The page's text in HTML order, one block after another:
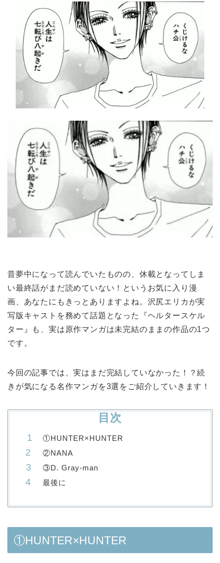
昔夢中になって読んでいたものの、休載となってしま
い最終話がまだ読めていない！というお気に入り漫
画、あなたにもきっとありますよね。沢尻エリカが実
写版キャストを務めて話題となった『ヘルタースケル
ター』も、実は原作マンガは未完結のままの作品の1つ
です。
今回の記事では、実はまだ完結していなかった！？続
きが気になる名作マンガを3選をご紹介していきます！
目次
①HUNTER×HUNTER
②NANA
③D. Gray-man
最後に
①HUNTER×HUNTER